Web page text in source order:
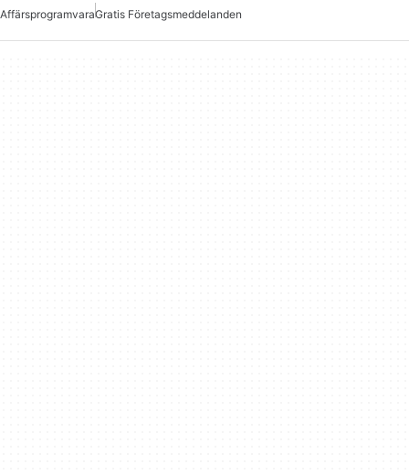
AffärsprogramvaraGratis Företagsmeddelanden